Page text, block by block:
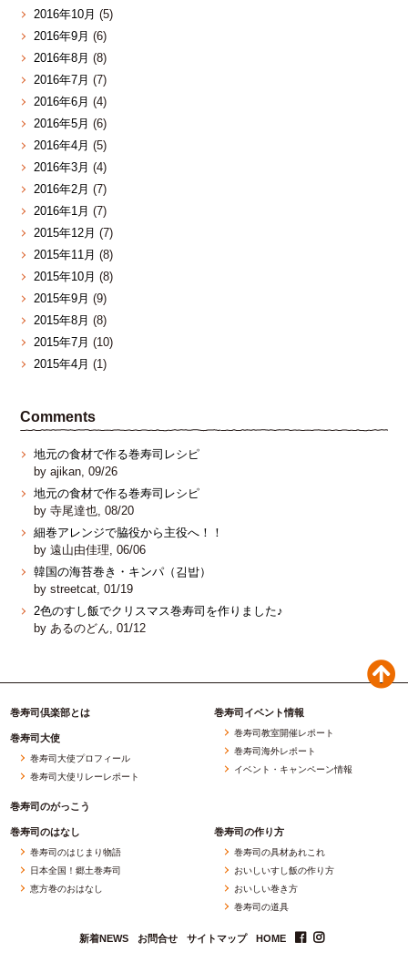
2016年10月 (5)
2016年9月 (6)
2016年8月 (8)
2016年7月 (7)
2016年6月 (4)
2016年5月 (6)
2016年4月 (5)
2016年3月 (4)
2016年2月 (7)
2016年1月 (7)
2015年12月 (7)
2015年11月 (8)
2015年10月 (8)
2015年9月 (9)
2015年8月 (8)
2015年7月 (10)
2015年4月 (1)
Comments
地元の食材で作る巻寿司レシピ
by ajikan, 09/26
地元の食材で作る巻寿司レシピ
by 寺尾達也, 08/20
細巻アレンジで脇役から主役へ！！
by 遠山由佳理, 06/06
韓国の海苔巻き・キンパ（김밥）
by streetcat, 01/19
2色のすし飯でクリスマス巻寿司を作りました♪
by あるのどん, 01/12
巻寿司倶楽部とは
巻寿司大使
巻寿司大使プロフィール
巻寿司大使リレーレポート
巻寿司のがっこう
巻寿司イベント情報
巻寿司教室開催レポート
巻寿司海外レポート
イベント・キャンペーン情報
巻寿司のはなし
巻寿司のはじまり物語
日本全国！郷土巻寿司
恵方巻のおはなし
巻寿司の作り方
巻寿司の具材あれこれ
おいしいすし飯の作り方
おいしい巻き方
巻寿司の道具
新着NEWS お問合せ サイトマップ HOME